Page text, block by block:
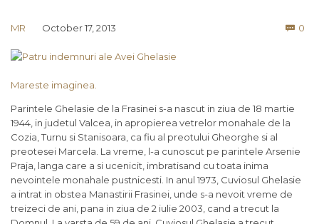
MR October 17, 2013  0
Mareste imaginea.
Parintele Ghelasie de la Frasinei s-a nascut in ziua de 18 martie
1944, in judetul Valcea, in apropierea vetrelor monahale de la
Cozia, Turnu si Stanisoara, ca fiu al preotului Gheorghe si al
preotesei Marcela. La vreme, l-a cunoscut pe parintele Arsenie
Praja, langa care a si ucenicit, imbratisand cu toata inima
nevointele monahale pustnicesti. In anul 1973, Cuviosul Ghelasie
a intrat in obstea Manastirii Frasinei, unde s-a nevoit vreme de
treizeci de ani, pana in ziua de 2 iulie 2003, cand a trecut la